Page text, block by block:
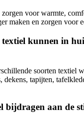
voor warmte,
maken en zorgen voor
textiel kunnen in
soorten textiel
dekens, tapijten,
bijdragen aan de